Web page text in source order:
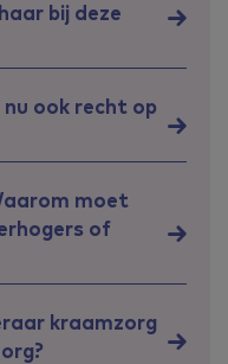
bij deze
nu ook recht op
moet
of
kraamzorg